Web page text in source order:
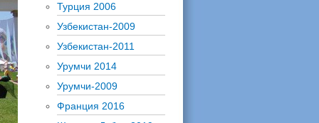
Турция 2006
Узбекистан-2009
Узбекистан-2011
Урумчи 2014
Урумчи-2009
Франция 2016